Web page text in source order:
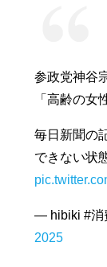
参政党神谷
「高齢の女
毎日新聞の
できない状
— hibiki #消
2025